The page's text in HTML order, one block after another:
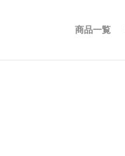
商品一覧